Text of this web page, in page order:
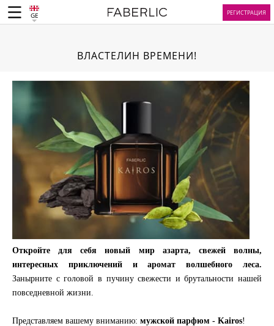
GE РЕГИСТРАЦИЯ
ВЛАСТЕЛИН ВРЕМЕНИ!
Откройте для себя новый мир азарта, свежей волны,
интересных приключений и аромат волшебного леса.
Занырните с головой в пучину свежести и брутальности нашей
повседневной жизни.
Представляем вашему вниманию: мужской парфюм - Kairos!